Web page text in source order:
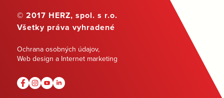
© 2017 HERZ, spol. s r.o.
Všetky práva vyhradené
Ochrana osobných údajov,
Web design a Internet marketing